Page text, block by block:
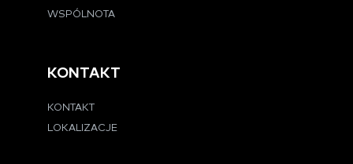
WSPÓLNOTA
KONTAKT
KONTAKT
LOKALIZACJE